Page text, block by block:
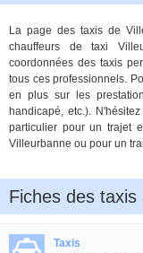
La page des taxis de
chauffeurs de taxi
coordonnées des taxis
tous ces professionnels.
en plus sur les
handicapé, etc.).
particulier pour un trajet
Villeurbanne ou pour un
Fiches des
Taxis